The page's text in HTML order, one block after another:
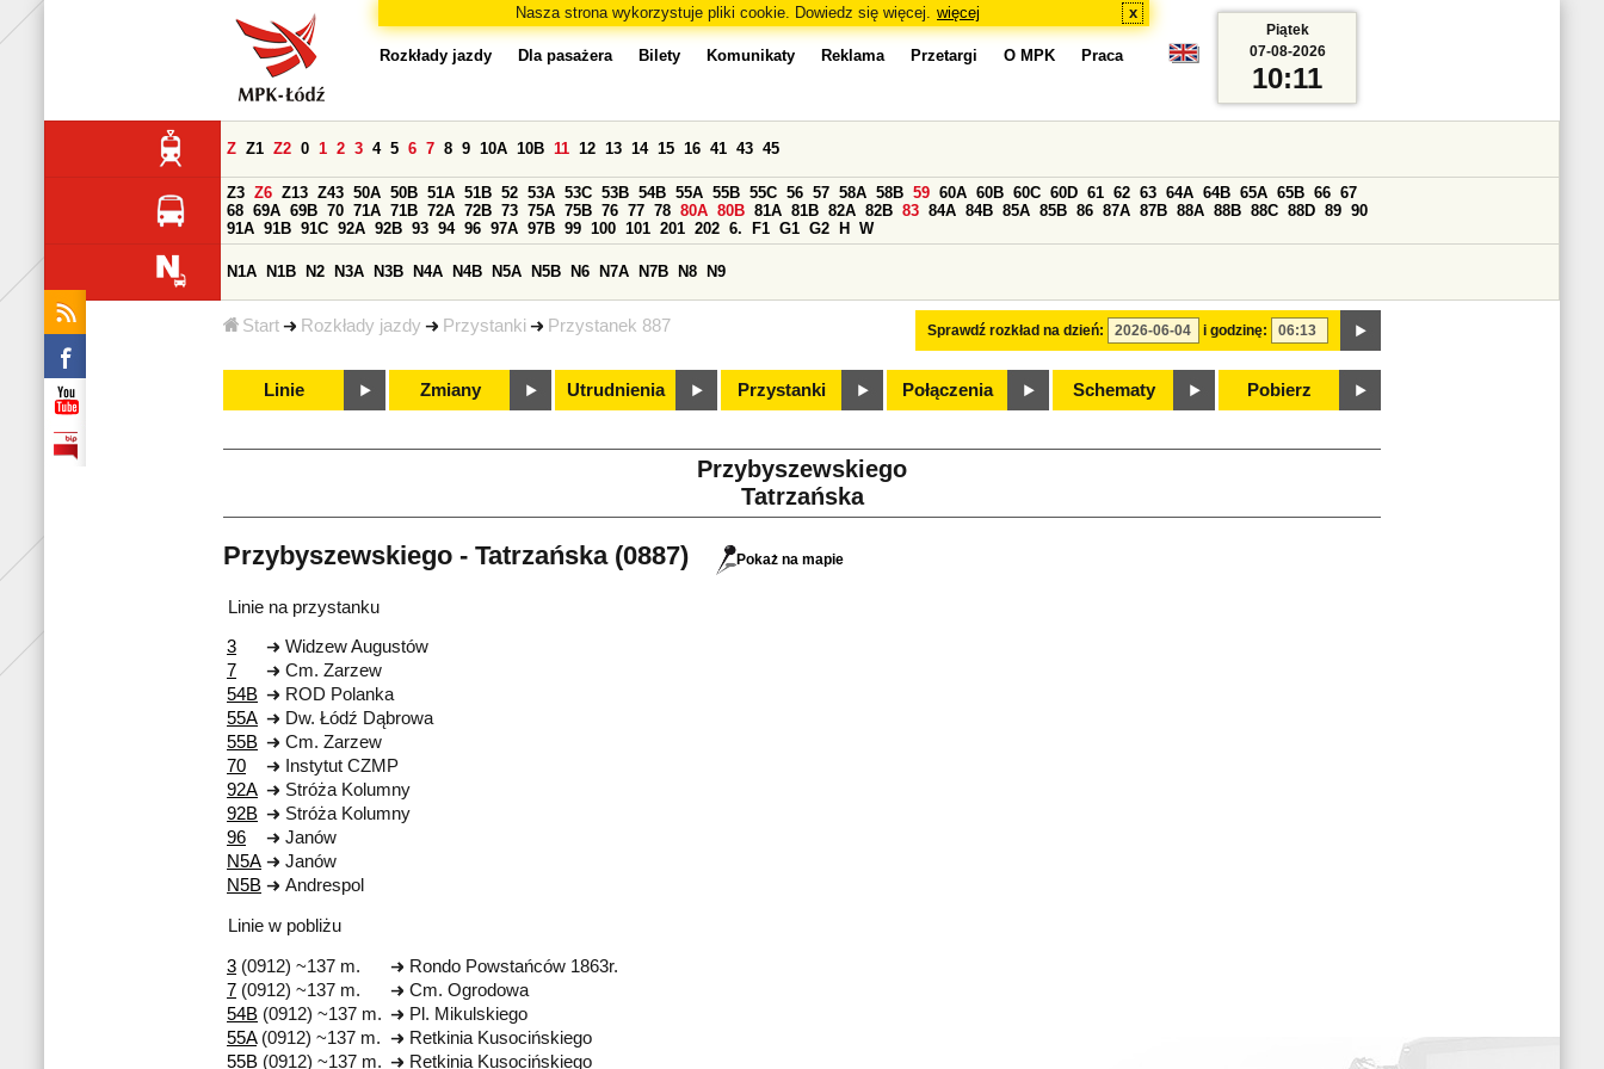
Nasza strona wykorzystuje pliki cookie. Dowiedz się więcej. więcej x
Start Rozkłady jazdy Przystanki Przystanek 887
Rozkłady jazdy Dla pasażera Bilety Komunikaty Reklama Przetargi O MPK Praca
Sprawdź rozkład na dzień: i godzinę:
Z Z1 Z2 0 1 2 3 4 5 6 7 8 9 10A 10B 11 12 13 14 15 16 41 43 45
Z3 Z6 Z13 Z43 50A 50B 51A 51B 52 53A 53C 53B 54B 55A 55B 55C 56 57 58A 58B 59 60A 60B 60C 60D 61 62 63 64A 64B 65A 65B 66 67
68 69A 69B 70 71A 71B 72A 72B 73 75A 75B 76 77 78 80A 80B 81A 81B 82A 82B 83 84A 84B 85A 85B 86 87A 87B 88A 88B 88C 88D 89 90
91A 91B 91C 92A 92B 93 94 96 97A 97B 99 100 101 201 202 6. F1 G1 G2 H W
N1A N1B N2 N3A N3B N4A N4B N5A N5B N6 N7A N7B N8 N9
Linie Zmiany Utrudnienia Przystanki Połączenia Schematy Pobierz
Piątek
07-08-2026
10:11
Przybyszewskiego
Tatrzańska
Przybyszewskiego - Tatrzańska (0887) Pokaż na mapie
Linie na przystanku
3
Widzew Augustów
7
Cm. Zarzew
54B
ROD Polanka
55A
Dw. Łódź Dąbrowa
55B
Cm. Zarzew
70
Instytut CZMP
92A
Stróża Kolumny
92B
Stróża Kolumny
96
Janów
N5A
Janów
N5B
Andrespol
Linie w pobliżu
3 (0912) ~137 m.
Rondo Powstańców 1863r.
7 (0912) ~137 m.
Cm. Ogrodowa
54B (0912) ~137 m.
Pl. Mikulskiego
55A(0912) ~137 m.
Retkinia Kusocińskiego
55B (0912) ~137 m. Retkinia Kusocińskiego